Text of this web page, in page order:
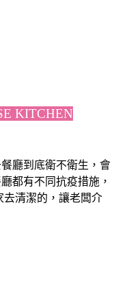
KITCHEN
廳到底衛不衛生，會
都有不同抗疫措施，
去清潔的，讓老闆介